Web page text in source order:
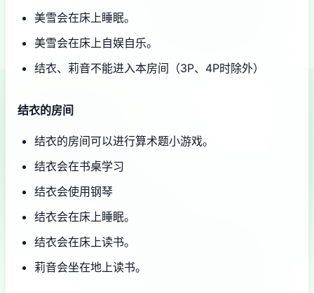
美雪会在床上睡眠。
美雪会在床上自娱自乐。
结衣、莉音不能进入本房间（3P、4P时除外）
结衣的房间
结衣的房间可以进行算术题小游戏。
结衣会在书桌学习
结衣会使用钢琴
结衣会在床上睡眠。
结衣会在床上读书。
莉音会坐在地上读书。